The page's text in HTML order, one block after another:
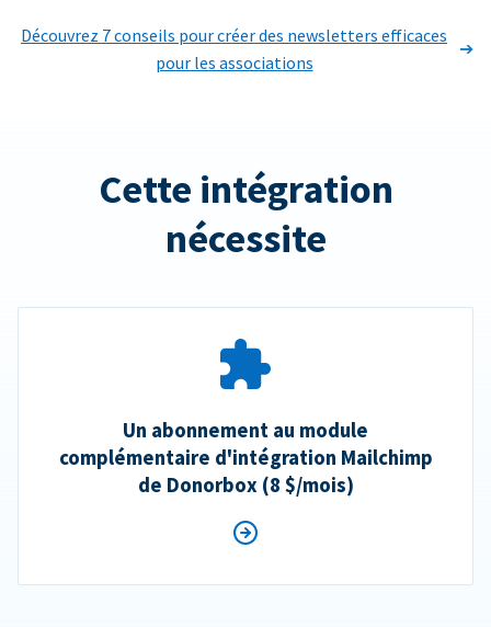
Découvrez 7 conseils pour créer des newsletters efficaces
pour les associations
Cette intégration
nécessite
Un abonnement au module
complémentaire d'intégration Mailchimp
de Donorbox (8 $/mois)